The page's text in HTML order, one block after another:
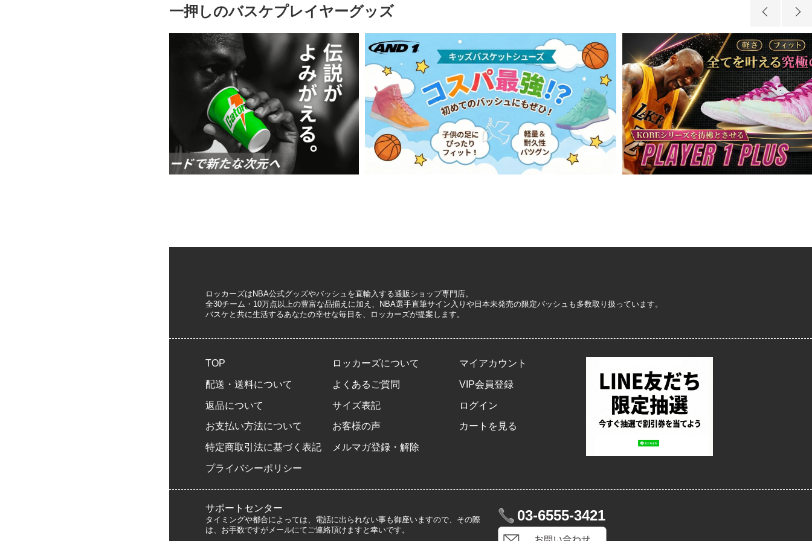
一押しのバスケプレイヤーグッズ
ロッカーズはNBA公式グッズやバッシュを直輸入する通販ショップ専門店。
全30チーム・10万点以上の豊富な品揃えに加え、NBA選手直筆サイン入りや日本未発売の限定バッシュも多数取り扱っています。
バスケと共に生活するあなたの幸せな毎日を、ロッカーズが提案します。
TOP
配送・送料について
返品について
お支払い方法について
特定商取引法に基づく表記
プライバシーポリシー
ロッカーズについて
よくあるご質問
サイズ表記
お客様の声
メルマガ登録・解除
マイアカウント
VIP会員登録
ログイン
カートを見る
サポートセンター
タイミングや都合によっては、電話に出られない事も御座いますので、その際
は、お手数ですがメールにてご連絡頂けますと幸いです。
03-6555-3421